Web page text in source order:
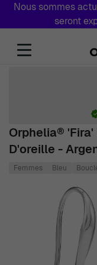
Nous sommes
seront
Orphelia®
D'oreille -
Femmes Bleu
Click to view image